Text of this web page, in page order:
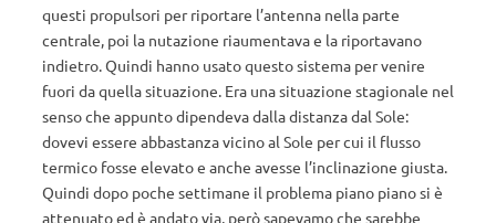
questi propulsori per riportare l’antenna nella parte
centrale, poi la nutazione riaumentava e la riportavano
indietro. Quindi hanno usato questo sistema per venire
fuori da quella situazione. Era una situazione stagionale nel
senso che appunto dipendeva dalla distanza dal Sole:
dovevi essere abbastanza vicino al Sole per cui il flusso
termico fosse elevato e anche avesse l’inclinazione giusta.
Quindi dopo poche settimane il problema piano piano si è
attenuato ed è andato via, però sapevamo che sarebbe